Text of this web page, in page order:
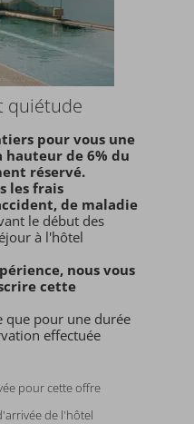
quiétude
pour vous une
hauteur de 6% du
réservé.
les frais
de maladie
le début des
à l'hôtel
nous vous
cette
que pour une durée
effectuée
pour cette offre
de l'hôtel